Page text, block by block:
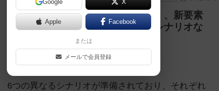
協力してオルレアンを守る「侵略」、新要素
「大工」、ソロプレイ・２人対決シナリオな
ど、６種類が遊べる拡張セット。
拡張版（単体不可）
6つの異なるシナリオが準備されており、それぞれ
Google X
Apple Facebook
または
メールで会員登録